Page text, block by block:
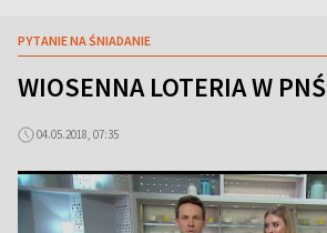
PYTANIE NA ŚNIADANIE
WIOSENNA LOTERIA W PNŚ
04.05.2018, 07:35